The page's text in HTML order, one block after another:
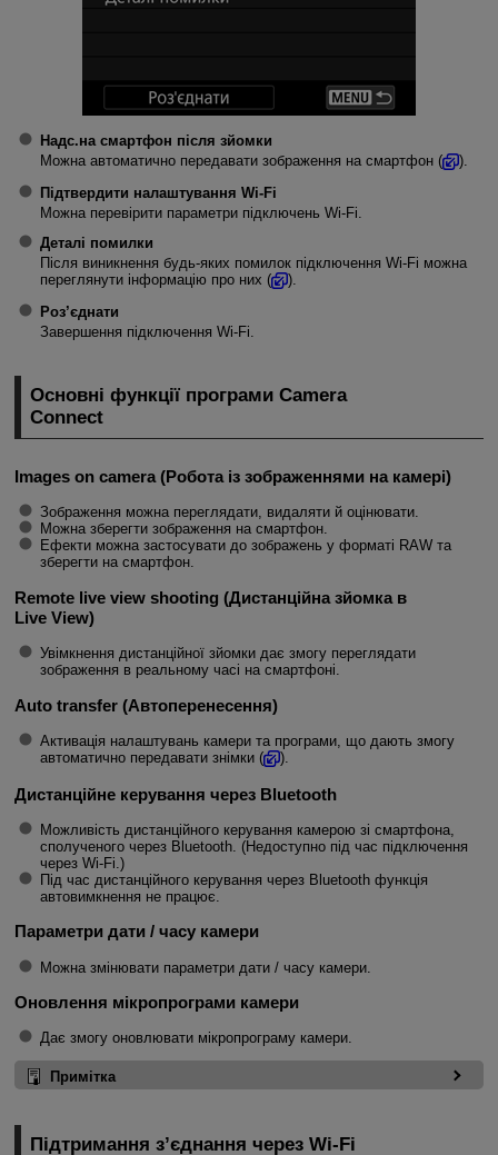
Надс.на смартфон після зйомки
Можна автоматично передавати зображення на смартфон (
).
Підтвердити налаштування Wi-Fi
Можна перевірити параметри підключень Wi-Fi
Деталі помилки
Після виникнення будь-яких помилок підключення Wi-Fi можна
переглянути інформацію про них (
).
Роз’єднати
Завершення підключення Wi-Fi
Основні функції програми Camera
Connect
Images on camera (Робота із зображеннями на камері)
Зображення можна переглядати, видаляти й оцінювати.
Можна зберегти зображення на смартфон.
Ефекти можна застосувати до зображень у форматі RAW та
зберегти на смартфон.
Remote live view shooting (Дистанційна зйомка в
Live View)
Увімкнення дистанційної зйомки дає змогу переглядати
зображення в реальному часі на смартфоні.
Auto transfer (Автоперенесення)
Активація налаштувань камери та програми, що дають змогу
автоматично передавати знімки (
).
Дистанційне керування через Bluetooth
Можливість дистанційного керування камерою зі смартфона,
сполученого через Bluetooth. (Недоступно під час підключення
через Wi-Fi .)
Під час дистанційного керування через Bluetooth функція
автовимкнення не працює.
Параметри дати / часу камери
Можна змінювати параметри дати / часу камери.
Оновлення мікропрограми камери
Дає змогу оновлювати мікропрограму камери.
Примітка
Підтримання з’єднання черезWi-Fi